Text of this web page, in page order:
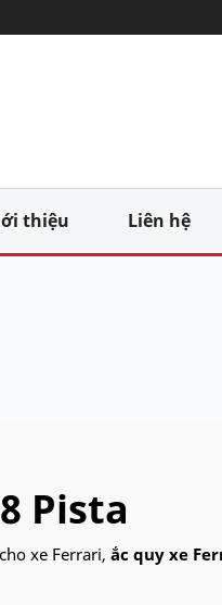
thiệu Liên hệ
Pista
xe Ferrari, ắc quy xe